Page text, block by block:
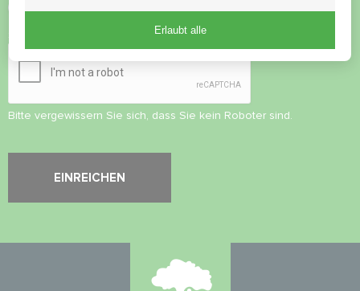
Bitte vergewissern Sie sich, dass Sie kein Roboter sind.
Erlaubt alle